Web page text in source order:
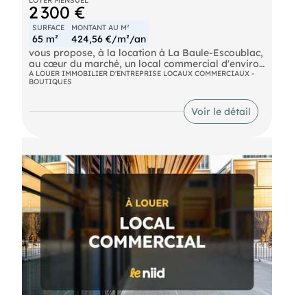
2 300 €
SURFACE
65 m²
MONTANT AU M²
424,56 €/m²/an
vous propose, à la location à La Baule-Escoublac,
au cœur du marché, un local commercial d'environ
65 m². Il se compose d'une pièce principale, d'une
reserve ainsi que d'un sanitaire et d'un point d'eau.
Situé dans un emplacement stratégique, il offre
une excellente accessibilité et une visibilité
optimale pour votre activité. Contactez-nous
biens sont exposés, sont disponibles sur le site
A LOUER IMMOBILIER D'ENTREPRISE LOCAUX COMMERCIAUX -
BOUTIQUES
Voir le détail